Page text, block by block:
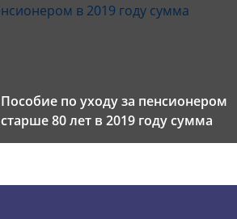
Пособие по уходу за пенсионером
старше 80 лет в 2019 году сумма